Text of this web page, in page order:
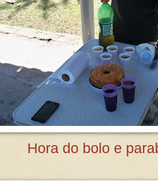
Hora do bolo e